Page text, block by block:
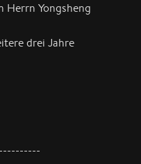
Herrn Yongsheng
drei Jahre